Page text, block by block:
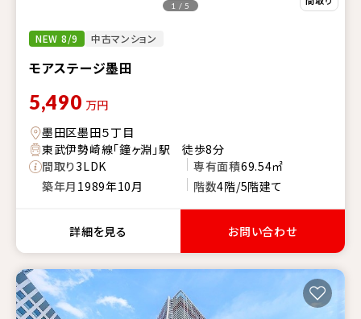
NEW 8/9 中古マンション
モアステージ墨田
1 / 5
5,490 万円
墨田区墨田５丁目
東武伊勢崎線「鐘ヶ淵」駅 徒歩8分
間取り3LDK 専有面積69.54㎡
築年月 1989年10月 階数4階/5階建て
詳細を見る お問い合わせ